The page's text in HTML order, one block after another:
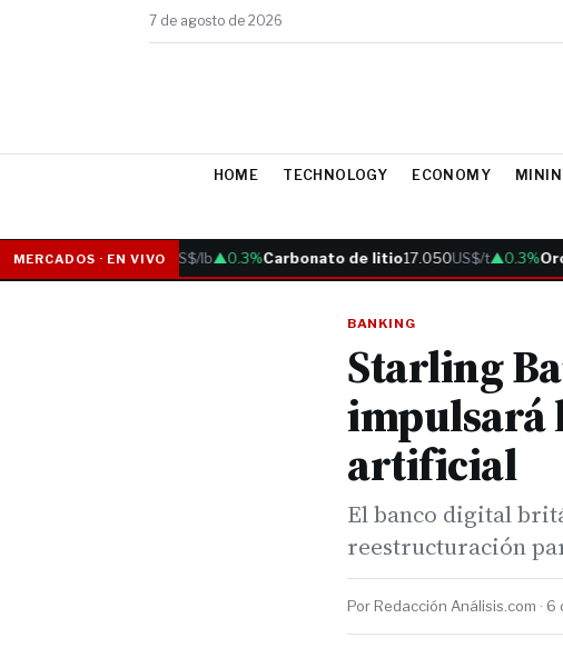
7 de agosto de 2026
HOME TECHNOLOGY ECONOMY
MERCADOS · EN VIVO
Cobre6.05US$/lb▲0.3%Carbonato de litio17.050US$/t▲0.3%Oro
BANKING
Starling
impulsará
artificial
El banco digital
reestructuración
Por Redacción Análisis.com · 6